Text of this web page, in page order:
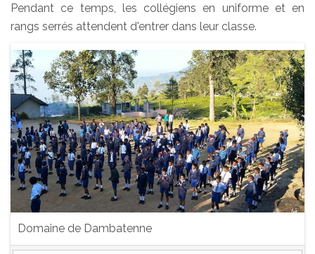
Pendant ce temps, les collégiens en uniforme et en
rangs serrés attendent d'entrer dans leur classe.
Domaine de Dambatenne